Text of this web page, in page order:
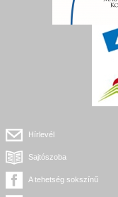
Hírlevél
Sajtószoba
A tehetség sokszínű